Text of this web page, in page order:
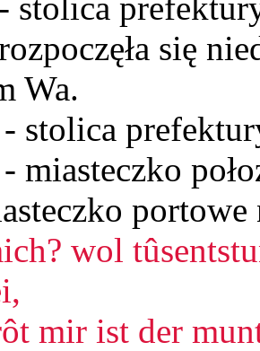
się
Wa.
stolica
miasteczko
wol
mir ist der